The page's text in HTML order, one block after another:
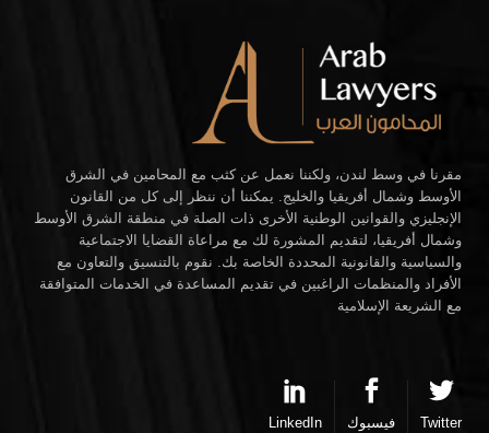
مقرنا في وسط لندن، ولكننا نعمل عن كثب مع المحامين في الشرق
الأوسط وشمال أفريقيا والخليج. يمكننا أن ننظر إلى كل من القانون
الإنجليزي والقوانين الوطنية الأخرى ذات الصلة في منطقة الشرق الأوسط
وشمال أفريقيا، لتقديم المشورة لك مع مراعاة القضايا الاجتماعية
والسياسية والقانونية المحددة الخاصة بك. نقوم بالتنسيق والتعاون مع
الأفراد والمنظمات الراغبين في تقديم المساعدة في الخدمات المتوافقة
مع الشريعة الإسلامية
Twitter فيسبوك LinkedIn